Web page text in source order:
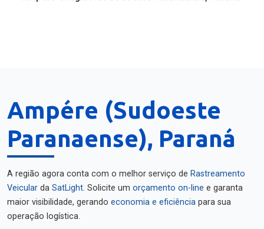
Ampére (Sudoeste
Paranaense), Paraná
A região agora conta com o melhor serviço de Rastreamento
Veicular da SatLight. Solicite um orçamento on-line e garanta
maior visibilidade, gerando economia e eficiência para sua
operação logística.